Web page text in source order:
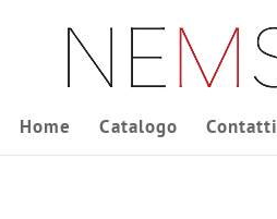
Home Catalogo Contatti